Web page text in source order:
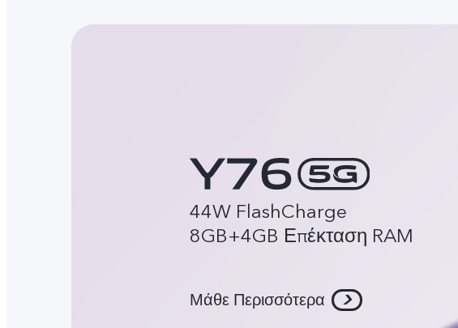
44W FlashCharge
8GB+4GB Επέκταση RAM
Μάθε Περισσότερα